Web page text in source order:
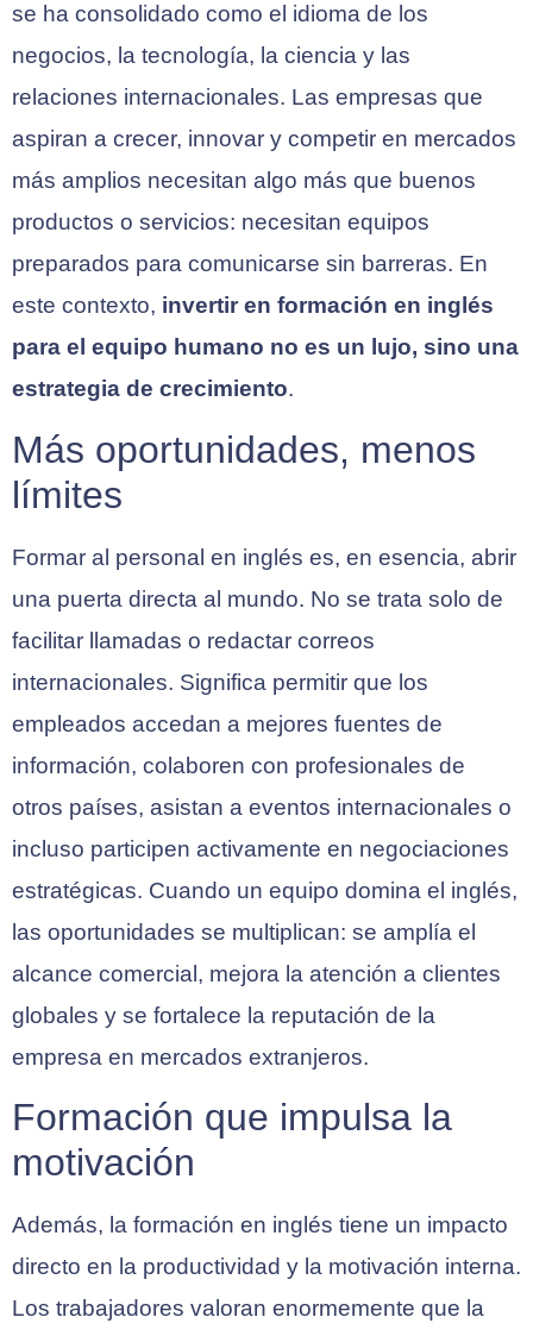
se ha consolidado como el idioma de los
negocios, la tecnología, la ciencia y las
relaciones internacionales. Las empresas que
aspiran a crecer, innovar y competir en mercados
más amplios necesitan algo más que buenos
productos o servicios: necesitan equipos
preparados para comunicarse sin barreras. En
este contexto, invertir en formación en inglés
para el equipo humano no es un lujo, sino una
estrategia de crecimiento.
Más oportunidades, menos
límites
Formar al personal en inglés es, en esencia, abrir
una puerta directa al mundo. No se trata solo de
facilitar llamadas o redactar correos
internacionales. Significa permitir que los
empleados accedan a mejores fuentes de
información, colaboren con profesionales de
otros países, asistan a eventos internacionales o
incluso participen activamente en negociaciones
estratégicas. Cuando un equipo domina el inglés,
las oportunidades se multiplican: se amplía el
alcance comercial, mejora la atención a clientes
globales y se fortalece la reputación de la
empresa en mercados extranjeros.
Formación que impulsa la
motivación
Además, la formación en inglés tiene un impacto
directo en la productividad y la motivación interna.
Los trabajadores valoran enormemente que la